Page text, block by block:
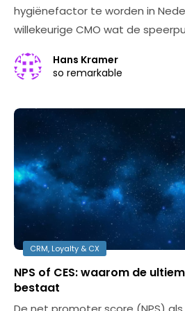
hygiënefactor te worden in
willekeurige CMO wat de
Hans Kramer
so remarkable
CRM, Loyalty & CX
NPS of CES: waarom de
bestaat